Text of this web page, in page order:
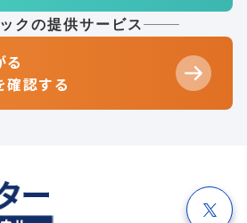
クの提供サービス
る
確認する